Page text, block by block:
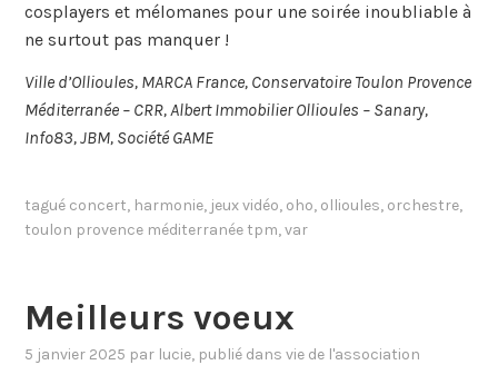
cosplayers et mélomanes pour une soirée inoubliable à
ne surtout pas manquer !
Ville d’Ollioules, MARCA France, Conservatoire Toulon Provence
Méditerranée – CRR, Albert Immobilier Ollioules – Sanary,
Info83, JBM, Société GAME
tagué concert, harmonie, jeux vidéo, oho, ollioules, orchestre,
toulon provence méditerranée tpm,var
Meilleurs voeux
5 janvier 2025 par lucie, publié dansvie de l'association